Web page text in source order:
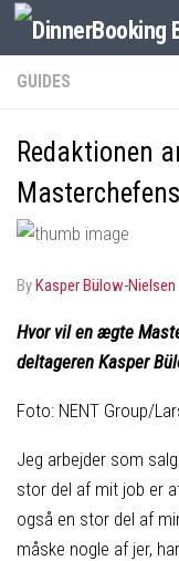
GUIDES
Redaktionen
byKasper Bülow-Nielsen
Hvor vil en ægte
deltageren Kasper
Foto: NENT Group/
Jeg arbejder som
stor del af mit job er
også en stor del af
måske nogle af jer,